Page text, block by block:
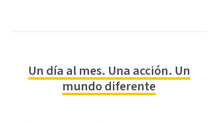
Un día al mes. Una acción. Un
mundo diferente